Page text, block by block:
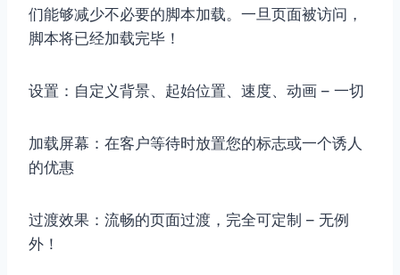
们能够减少不必要的脚本加载。一旦页面被访问，
脚本将已经加载完毕！
设置：自定义背景、起始位置、速度、动画 – 一切
加载屏幕：在客户等待时放置您的标志或一个诱人
的优惠
过渡效果：流畅的页面过渡，完全可定制 – 无例
外！